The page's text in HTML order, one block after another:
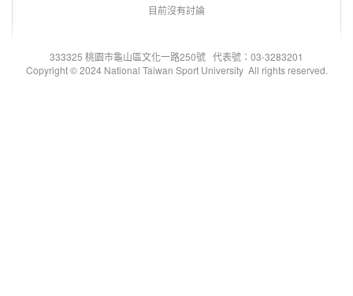
目前沒有討論
333325 桃園市龜山區文化一路250號 代表號：03-3283201
Copyright © 2024 National Taiwan Sport University All rights reserved.